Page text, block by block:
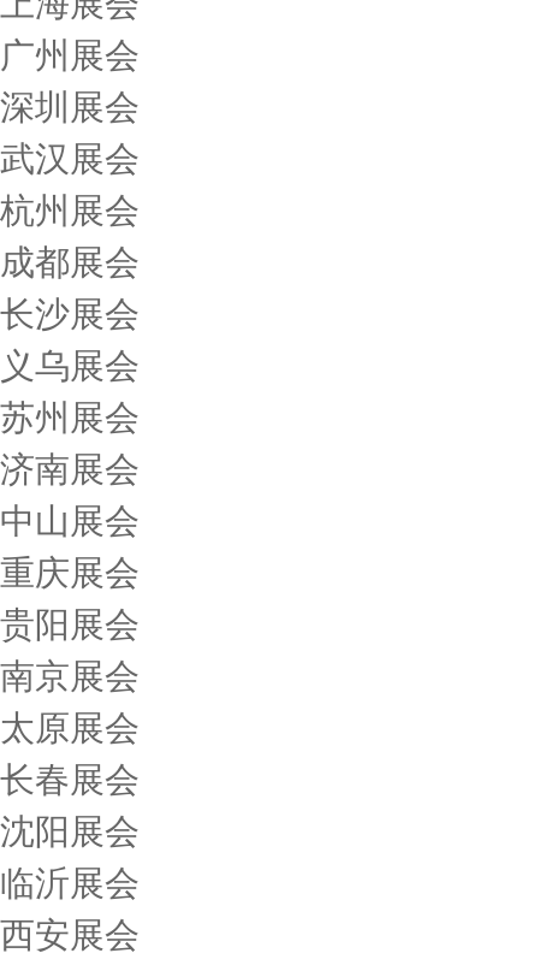
广州展会
深圳展会
武汉展会
杭州展会
成都展会
长沙展会
义乌展会
苏州展会
济南展会
中山展会
重庆展会
贵阳展会
南京展会
太原展会
长春展会
沈阳展会
临沂展会
西安展会